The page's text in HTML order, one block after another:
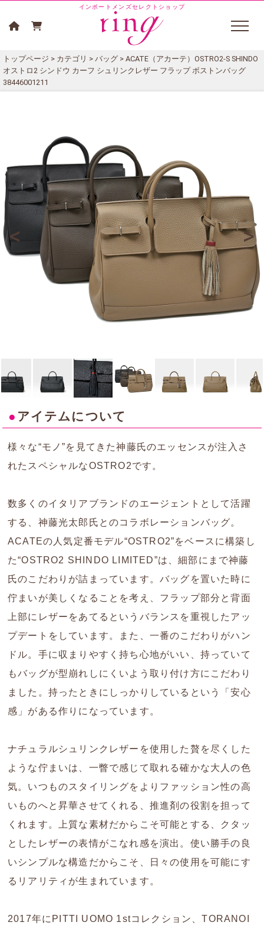
インポートメンズセレクトショップ
トップページ > カテゴリ > バッグ > ACATE（アカーテ）OSTRO2-S SHINDO
オストロ2 シンドウ カーフ シュリンクレザー フラップ ボストンバッグ
38446001211
● アイテムについて
様々な“モノ”を見てきた神藤氏のエッセンスが注入さ
れたスペシャルなOSTRO2です。
数多くのイタリアブランドのエージェントとして活躍
する、神藤光太郎氏とのコラボレーションバッグ。
ACATEの人気定番モデル“OSTRO2”をベースに構築し
た“OSTRO2 SHINDO LIMITED”は、細部にまで神藤
氏のこだわりが詰まっています。バッグを置いた時に
佇まいが美しくなることを考え、フラップ部分と背面
上部にレザーをあてるというバランスを重視したアッ
プデートをしています。また、一番のこだわりがハン
ドル。手に収まりやすく持ち心地がいい、持っていて
もバッグが型崩れしにくいよう取り付け方にこだわり
ました。持ったときにしっかりしているという「安心
感」がある作りになっています。
ナチュラルシュリンクレザーを使用した贅を尽くした
ような佇まいは、一瞥で感じて取れる確かな大人の色
気。いつものスタイリングをよりファッション性の高
いものへと昇華させてくれる、推進剤の役割を担って
くれます。上質な素材だからこそ可能とする、クタッ
としたレザーの表情がこなれ感を演出。使い勝手の良
いシンプルな構造だからこそ、日々の使用を可能にす
るリアリティが生まれています。
2017年にPITTI UOMO 1stコレクション、TORANOI